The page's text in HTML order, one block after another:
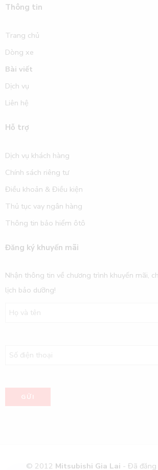
Thông tin
Trang chủ
Dòng xe
Bài viết
Dịch vụ
Liên hệ
Hỗ trợ
Dịch vụ khách hàng
Chính sách riêng tư
Điều khoản & Điều kiện
Thủ tục vay ngân hàng
Thông tin bảo hiểm ôtô
Đăng ký khuyến mãi
Nhận thông tin về chương trình khuyến mãi,
lịch bảo dưỡng!
© 2012 Mitsubishi Gia Lai - Đã đăng